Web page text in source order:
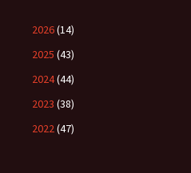
2026(14)
2025 (43)
2024(44)
2023 (38)
2022(47)